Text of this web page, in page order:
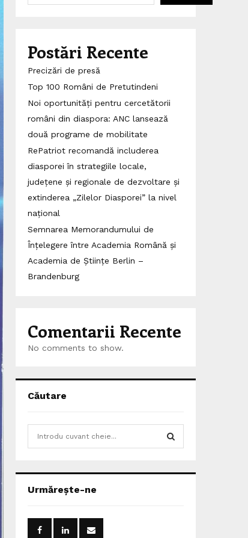
Postări Recente
Precizări de presă
Top 100 Români de Pretutindeni
Noi oportunități pentru cercetătorii
români din diaspora: ANC lansează
două programe de mobilitate
RePatriot recomandă includerea
diasporei în strategiile locale,
județene și regionale de dezvoltare și
extinderea „Zilelor Diasporei” la nivel
național
Semnarea Memorandumului de
Înțelegere între Academia Română și
Academia de Științe Berlin –
Brandenburg
Comentarii Recente
No comments to show.
Căutare
h
o
Urmărește-ne